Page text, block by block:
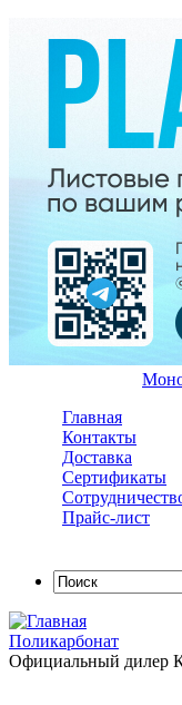
Перейти к основному
Главная
Контакты
Доставка
Сертификаты
Прайс-лист
Форма
Поликарбонат
Официальный дилер